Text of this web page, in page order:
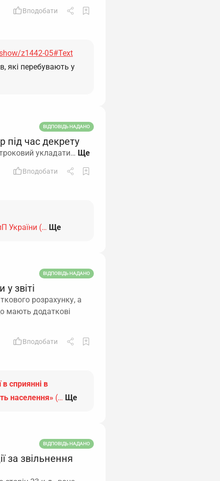
Вподобати
z1442-05#Text
які перебувають у
ВІДПОВІДЬ НАДАНО
під час декрету
укладати…
Вподобати
України (… Ще
ВІДПОВІДЬ НАДАНО
звіті
розрахунку, а
мають додаткові
Вподобати
в сприянні в
населення» (… Ще
ВІДПОВІДЬ НАДАНО
за звільнення